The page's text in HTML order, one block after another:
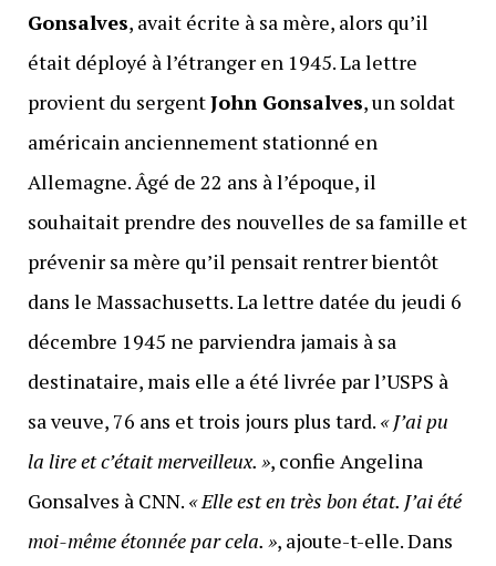
Gonsalves, avait écrite à sa mère, alors qu’il
était déployé à l’étranger en 1945. La lettre
provient du sergentJohn Gonsalves, un soldat
américain anciennement stationné en
Allemagne. Âgé de 22 ans à l’époque, il
souhaitait prendre des nouvelles de sa famille et
prévenir sa mère qu’il pensait rentrer bientôt
dans le Massachusetts. La lettre datée du jeudi 6
décembre 1945 ne parviendra jamais à sa
destinataire, mais elle a été livrée par l’USPS à
sa veuve, 76 ans et trois jours plus tard. « J’ai pu
la lire et c’était merveilleux. », confie Angelina
Gonsalves à CNN. « Elle est en très bon état. J’ai été
moi-même étonnée par cela. », ajoute-t-elle. Dans